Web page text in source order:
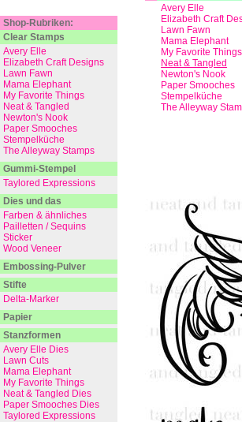
Avery Elle
Elizabeth Craft
Lawn Fawn
Mama Elephant
My Favorite Things
Neat & Tangled
Newton's Nook
Paper Smooches
Stempelküche
The Alleyway
Shop-Rubriken:
Clear Stamps
Avery Elle
Elizabeth Craft Designs
Lawn Fawn
Mama Elephant
My Favorite Things
Neat & Tangled
Newton's Nook
Paper Smooches
Stempelküche
The Alleyway Stamps
Gummi-Stempel
Taylored Expressions
Dies und das
Farben & ähnliches
Pailletten / Sequins
Sticker
Wood Veneer
Embossing-Pulver
Stifte
Delta-Marker
Papier
Stanzformen
Avery Elle Dies
Lawn Cuts
Mama Elephant
My Favorite Things
Neat & Tangled Dies
Paper Smooches Dies
Taylored Expressions